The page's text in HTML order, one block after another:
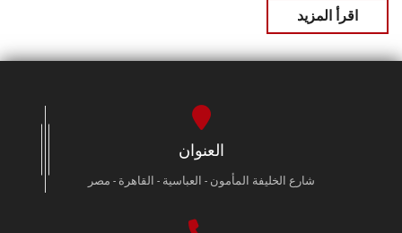
اقرأ المزيد
العنوان
شارع الخليفة المأمون - العباسية - القاهرة - مصر